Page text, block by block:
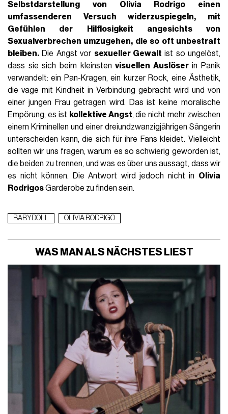
Selbstdarstellung von Olivia Rodrigo einen
umfassenderen Versuch widerzuspiegeln, mit
Gefühlen der Hilflosigkeit angesichts von
Sexualverbrechen umzugehen, die so oft unbestraft
bleiben. Die Angst vor sexueller Gewalt ist so ungelöst,
dass sie sich beim kleinstenvisuellen Auslöserin Panik
verwandelt: ein Pan-Kragen, ein kurzer Rock, eine Ästhetik,
die vage mit Kindheit in Verbindung gebracht wird und von
einer jungen Frau getragen wird. Das ist keine moralische
Empörung; es ist kollektive Angst, die nicht mehr zwischen
einem Kriminellen und einer dreiundzwanzigjährigen Sängerin
unterscheiden kann, die sich für ihre Fans kleidet. Vielleicht
sollten wir uns fragen, warum es so schwierig geworden ist,
die beiden zu trennen, und was es über uns aussagt, dass wir
es nicht können. Die Antwort wird jedoch nicht in Olivia
RodrigosGarderobe zu finden sein.
BABYDOLL OLIVIA RODRIGO
WAS MAN ALS NÄCHSTES LIEST